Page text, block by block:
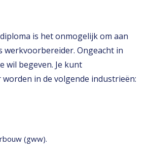
is het onmogelijk om aan
werkvoorbereider. Ongeacht in
wil begeven. Je kunt
in de volgende industrieën:
(gww).